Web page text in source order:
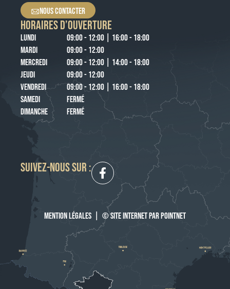
NOUS CONTACTER
HORAIRES D’OUVERTURE
LUNDI
09:00 - 12:00 | 16:00 - 18:00
MARDI
09:00 - 12:00
MERCREDI
09:00 - 12:00 | 14:00 - 18:00
JEUDI
09:00 - 12:00
VENDREDI
09:00 - 12:00 | 16:00 - 18:00
SAMEDI
FERMÉ
DIMANCHE
FERMÉ
SUIVEZ-NOUS SUR :
MENTION LÉGALES © SITE INTERNET PAR POINTNET